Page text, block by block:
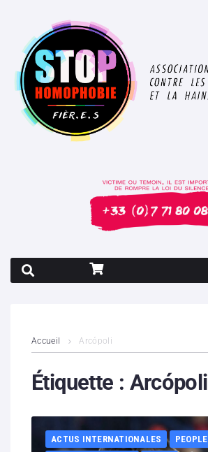
Contenus litigieux
Boutique
Accueil Arcópoli
Étiquette : Arcópoli
ACTUS INTERNATIONALES
PEOPLE